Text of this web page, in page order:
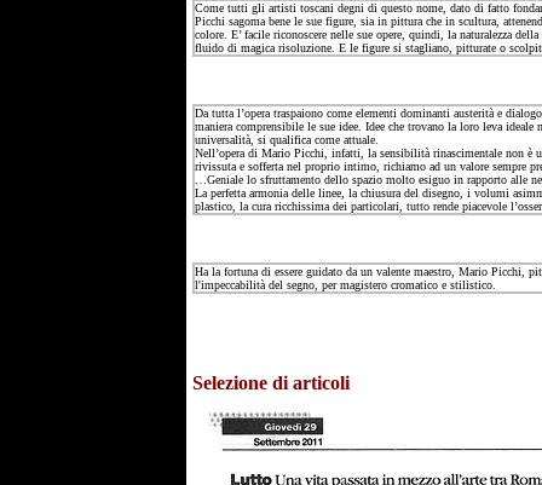
Come tutti gli artisti toscani degni di questo nome, dato di fatto
Picchi sagoma bene le sue figure, sia in pittura che in scultura,
colore. E’ facile riconoscere nelle sue opere, quindi, la naturalezza
fluido di magica risoluzione. E le figure si stagliano, pitturate o
Da tutta l’opera traspaiono come elementi dominanti austerità e
maniera comprensibile le sue idee. Idee che trovano la loro leva
universalità, si qualifica come attuale.
Nell’opera di Mario Picchi, infatti, la sensibilità rinascimentale non è
rivissuta e sofferta nel proprio intimo, richiamo ad un valore sempre
…Geniale lo sfruttamento dello spazio molto esiguo in rapporto alle
La perfetta armonia delle linee, la chiusura del disegno, i volumi
plastico, la cura ricchissima dei particolari, tutto rende piacevole
Ha la fortuna di essere guidato da un valente maestro, Mario Picchi,
l'impeccabilità del segno, per magistero cromatico e stilistico.
Selezione di articoli